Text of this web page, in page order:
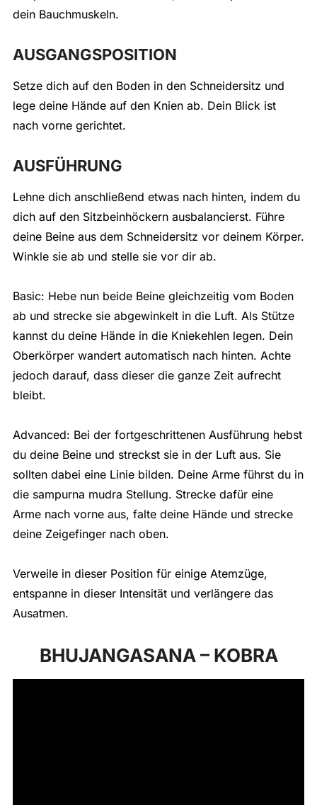
dein Bauchmuskeln.
AUSGANGSPOSITION
Setze dich auf den Boden in den Schneidersitz und
lege deine Hände auf den Knien ab. Dein Blick ist
nach vorne gerichtet.
AUSFÜHRUNG
Lehne dich anschließend etwas nach hinten, indem du
dich auf den Sitzbeinhöckern ausbalancierst. Führe
deine Beine aus dem Schneidersitz vor deinem Körper.
Winkle sie ab und stelle sie vor dir ab.
Basic: Hebe nun beide Beine gleichzeitig vom Boden
ab und strecke sie abgewinkelt in die Luft. Als Stütze
kannst du deine Hände in die Kniekehlen legen. Dein
Oberkörper wandert automatisch nach hinten. Achte
jedoch darauf, dass dieser die ganze Zeit aufrecht
bleibt.
Advanced: Bei der fortgeschrittenen Ausführung hebst
du deine Beine und streckst sie in der Luft aus. Sie
sollten dabei eine Linie bilden. Deine Arme führst du in
die sampurna mudra Stellung. Strecke dafür eine
Arme nach vorne aus, falte deine Hände und strecke
deine Zeigefinger nach oben.
Verweile in dieser Position für einige Atemzüge,
entspanne in dieser Intensität und verlängere das
Ausatmen.
BHUJANGASANA – KOBRA